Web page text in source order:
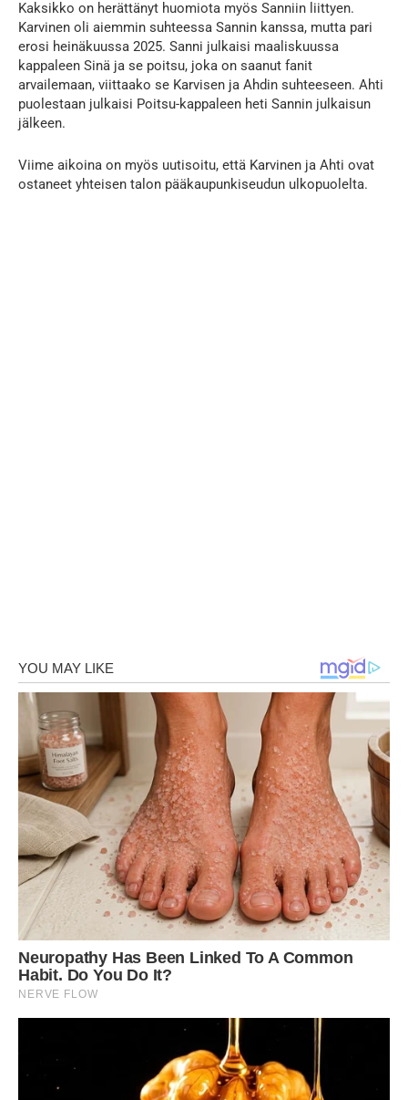
Kaksikko on herättänyt huomiota myös Sanniin liittyen.
Karvinen oli aiemmin suhteessa Sannin kanssa, mutta pari
erosi heinäkuussa 2025. Sanni julkaisi maaliskuussa
kappaleen Sinä ja se poitsu, joka on saanut fanit
arvailemaan, viittaako se Karvisen ja Ahdin suhteeseen. Ahti
puolestaan julkaisi Poitsu-kappaleen heti Sannin julkaisun
jälkeen.
Viime aikoina on myös uutisoitu, että Karvinen ja Ahti ovat
ostaneet yhteisen talon pääkaupunkiseudun ulkopuolelta.